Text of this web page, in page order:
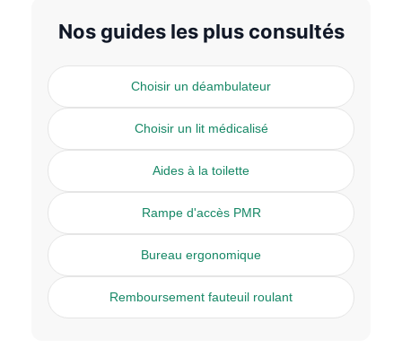
Nos guides les plus consultés
Choisir un déambulateur
Choisir un lit médicalisé
Aides à la toilette
Rampe d'accès PMR
Bureau ergonomique
Remboursement fauteuil roulant